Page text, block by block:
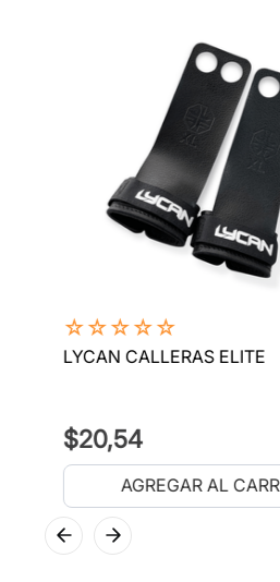
☆☆☆☆☆
LYCAN CALLERAS ELITE
$20,54
AGREGAR AL